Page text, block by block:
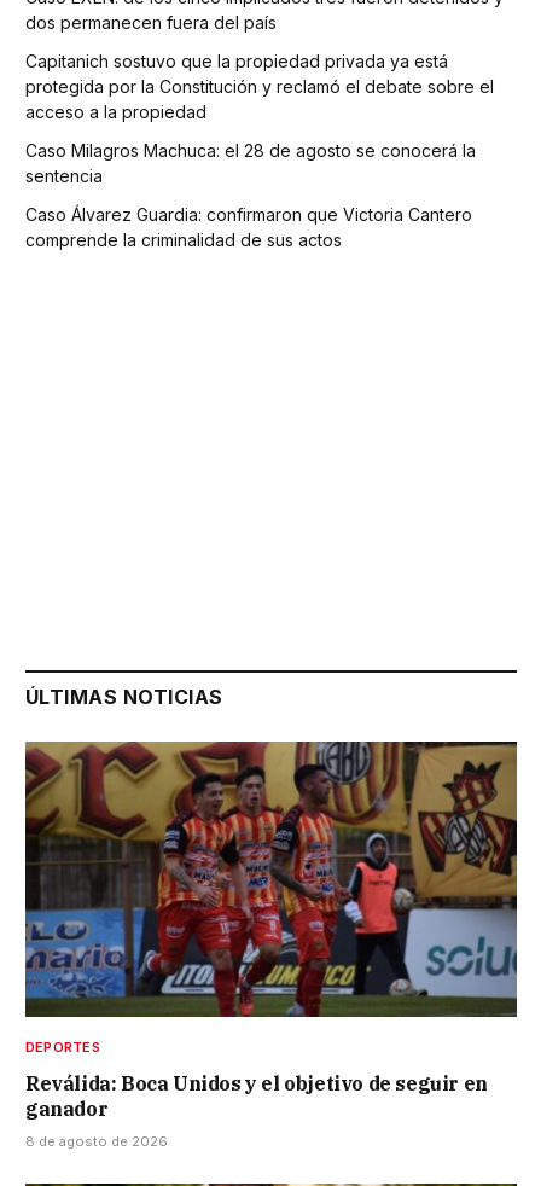
dos permanecen fuera del país
Capitanich sostuvo que la propiedad privada ya está
protegida por la Constitución y reclamó el debate sobre el
acceso a la propiedad
Caso Milagros Machuca: el 28 de agosto se conocerá la
sentencia
Caso Álvarez Guardia: confirmaron que Victoria Cantero
comprende la criminalidad de sus actos
ÚLTIMAS NOTICIAS
DEPORTES
Reválida: Boca Unidos y el objetivo de seguir en
ganador
8 de agosto de 2026